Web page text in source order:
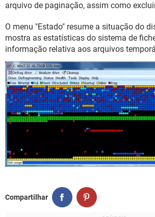
arquivo de paginação, assim como
O menu "Estado" resume a situação do
mostra as estatísticas do sistema de
informação relativa aos arquivos
Compartilhar